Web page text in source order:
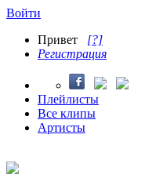
Войти
Привет [?]
Регистрация
Плейлисты
Все клипы
Артисты